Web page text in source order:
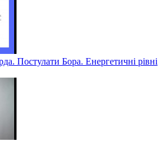
Постулати Бора. Енергетичні рівні